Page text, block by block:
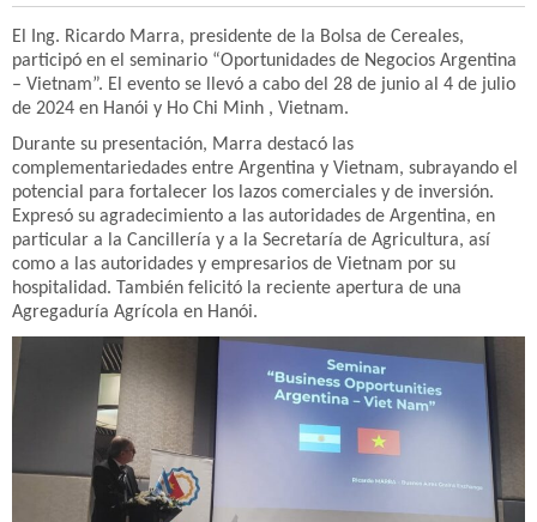
El Ing. Ricardo Marra, presidente de la Bolsa de Cereales,
participó en el seminario “Oportunidades de Negocios Argentina
– Vietnam”. El evento se llevó a cabo del 28 de junio al 4 de julio
de 2024 en Hanói y Ho Chi Minh , Vietnam.
Durante su presentación, Marra destacó las
complementariedades entre Argentina y Vietnam, subrayando el
potencial para fortalecer los lazos comerciales y de inversión.
Expresó su agradecimiento a las autoridades de Argentina, en
particular a la Cancillería y a la Secretaría de Agricultura, así
como a las autoridades y empresarios de Vietnam por su
hospitalidad. También felicitó la reciente apertura de una
Agregaduría Agrícola en Hanói.